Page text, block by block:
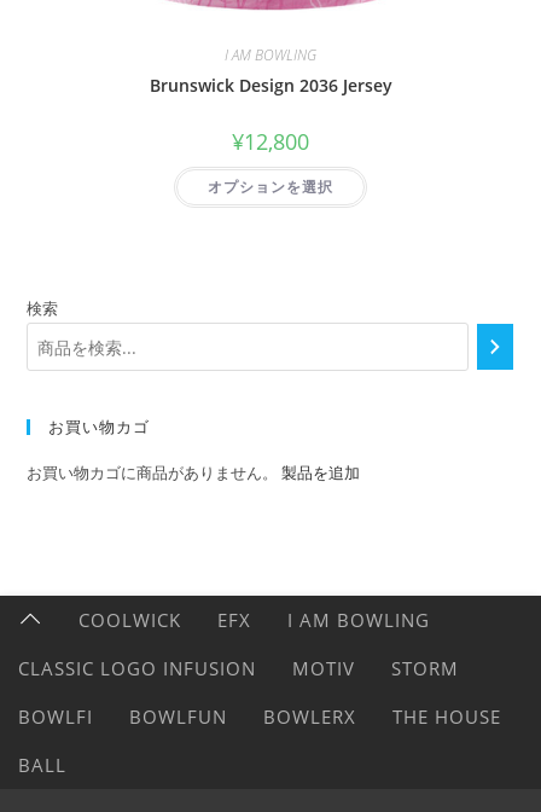
I AM BOWLING
Brunswick Design 2036 Jersey
¥12,800
オプションを選択
検索
お買い物カゴ
お買い物カゴに商品がありません。製品を追加
COOLWICK EFX
I AM BOWLING
CLASSIC LOGO INFUSION
MOTIV
STORM
BOWLFI
BOWLFUN BOWLERX
THE HOUSE
BALL